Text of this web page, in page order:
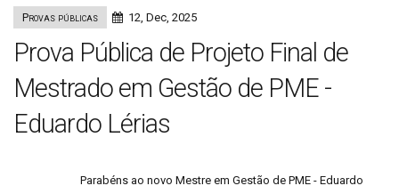
Provas públicas 12, Dec, 2025
Prova Pública de Projeto Final de
Mestrado em Gestão de PME -
Eduardo Lérias
Parabéns ao novo Mestre em Gestão de PME - Eduardo